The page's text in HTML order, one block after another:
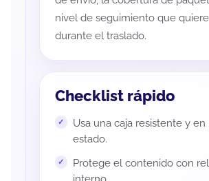
nivel de seguimiento que
durante el traslado.
Checklist rápido
Usa una caja resistente y en
estado.
Protege el contenido con